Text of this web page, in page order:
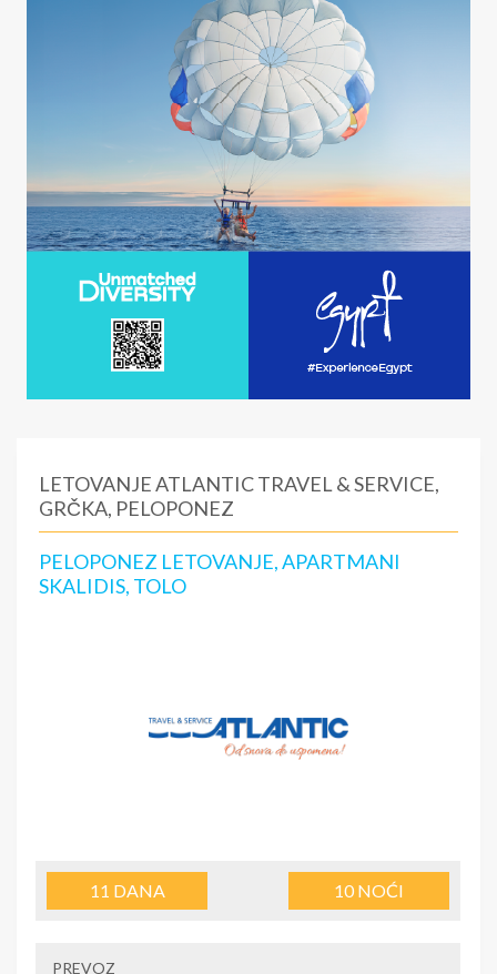
LETOVANJE ATLANTIC TRAVEL & SERVICE,
GRČKA, PELOPONEZ
PELOPONEZ LETOVANJE, APARTMANI
SKALIDIS, TOLO
11 DANA 10NOĆI
PREVOZ